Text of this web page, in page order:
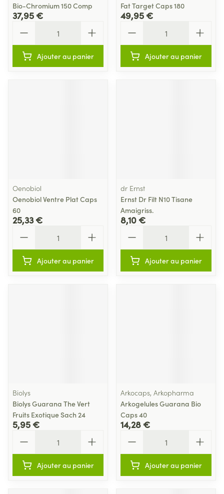
Bio-Chromium 150 Comp
37,95 €
Ajouter au panier
Fat Target Caps 180
49,95 €
Ajouter au panier
Oenobiol
Oenobiol Ventre Plat Caps
60
25,33 €
Ajouter au panier
dr Ernst
Ernst Dr Filt N10 Tisane
Amaigriss.
8,10 €
Ajouter au panier
Biolys
Biolys Guarana The Vert
Fruits Exotique Sach 24
5,95 €
Ajouter au panier
Arkocaps, Arkopharma
Arkogelules Guarana Bio
Caps 40
14,28 €
Ajouter au panier